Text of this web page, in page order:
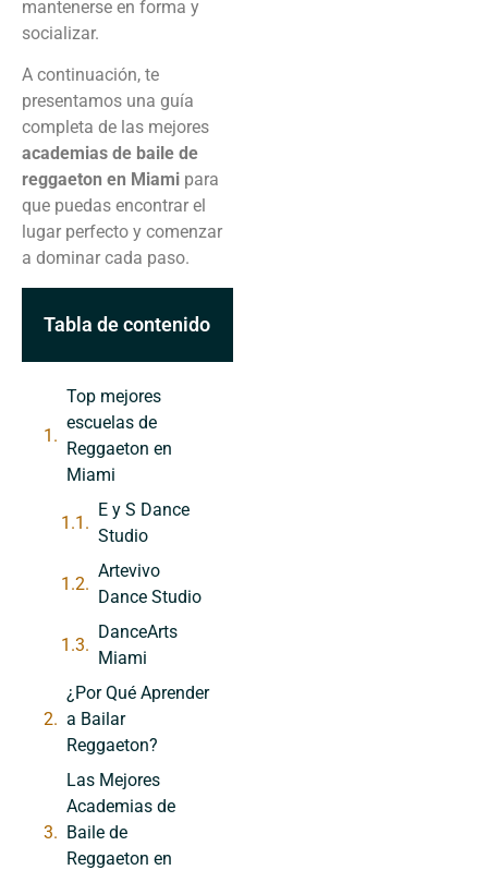
mantenerse en forma y
socializar.
A continuación, te
presentamos una guía
completa de las mejores
academias de baile de
reggaeton en Miami para
que puedas encontrar el
lugar perfecto y comenzar
a dominar cada paso.
Tabla de contenido
Top mejores
escuelas de
Reggaeton en
Miami
E y S Dance
Studio
Artevivo
Dance Studio
DanceArts
Miami
¿Por Qué Aprender
a Bailar
Reggaeton?
Las Mejores
Academias de
Baile de
Reggaeton en